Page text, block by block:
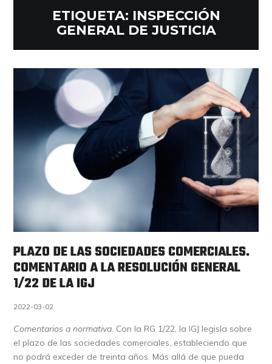
ETIQUETA: INSPECCIÓN
GENERAL DE JUSTICIA
PLAZO DE LAS SOCIEDADES COMERCIALES.
COMENTARIO A LA RESOLUCIÓN GENERAL
1/22 DE LA IGJ
2022-03-02
Comentarios a normativa. Con la RG 1/22, la IGJ legisla sobre
el plazo de las sociedades comerciales, estableciendo que
no podrá exceder de treinta años. Más allá de que pueda